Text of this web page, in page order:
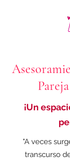
¡Un
"A veces
transcurso